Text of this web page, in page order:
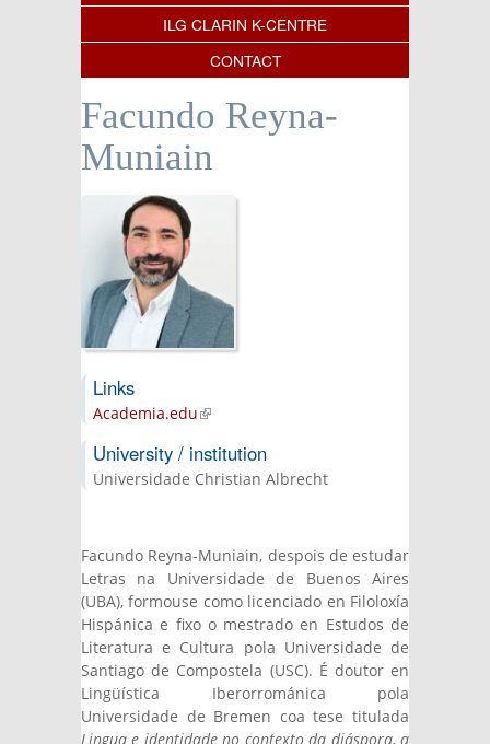
ILG CLARIN K-CENTRE
CONTACT
Facundo Reyna-
Muniain
Links
Academia.edu(link is external)
University / institution
Universidade Christian Albrecht
Facundo Reyna-Muniain, despois de estudar
Letras na Universidade de Buenos Aires
(UBA), formouse como licenciado en Filoloxía
Hispánica e fixo o mestrado en Estudos de
Literatura e Cultura pola Universidade de
Santiago de Compostela (USC). É doutor en
Lingüística Iberorrománica pola
Universidade de Bremen coa tese titulada
Lingua e identidade no contexto da diáspora, a